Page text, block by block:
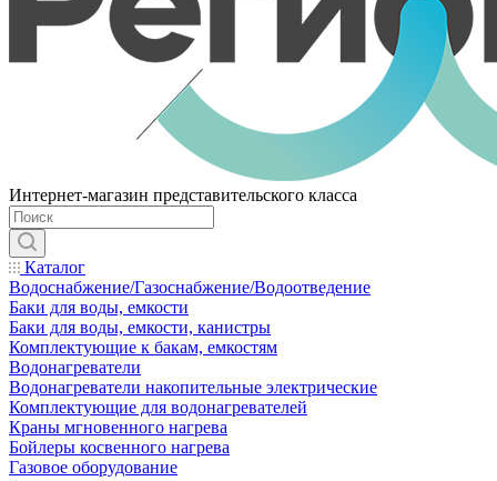
Интернет-магазин представительского класса
Каталог
Водоснабжение/Газоснабжение/Водоотведение
Баки для воды, емкости
Баки для воды, емкости, канистры
Комплектующие к бакам, емкостям
Водонагреватели
Водонагреватели накопительные электрические
Комплектующие для водонагревателей
Краны мгновенного нагрева
Бойлеры косвенного нагрева
Газовое оборудование